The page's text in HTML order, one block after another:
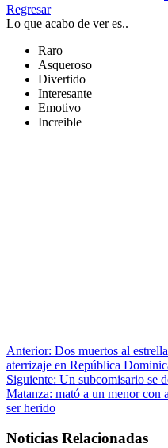
Regresar
Lo que acabo de ver es..
Raro
Asqueroso
Divertido
Interesante
Emotivo
Increible
Anterior: Dos muertos al
aterrizaje en República
Siguiente: Un subcomisario se
Matanza: mató a un menor con
ser herido
Noticias Relacionadas